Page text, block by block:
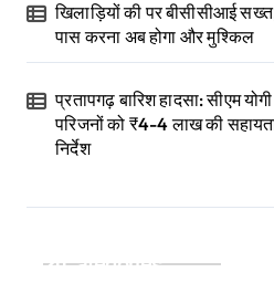
खिलाड़ियों की पर बीसीसीआई
पास करना अब होगा और मुश्किल
प्रतापगढ़ बारिश हादसा: सीएम
परिजनों को ₹4-4 लाख की
निर्देश
Categories